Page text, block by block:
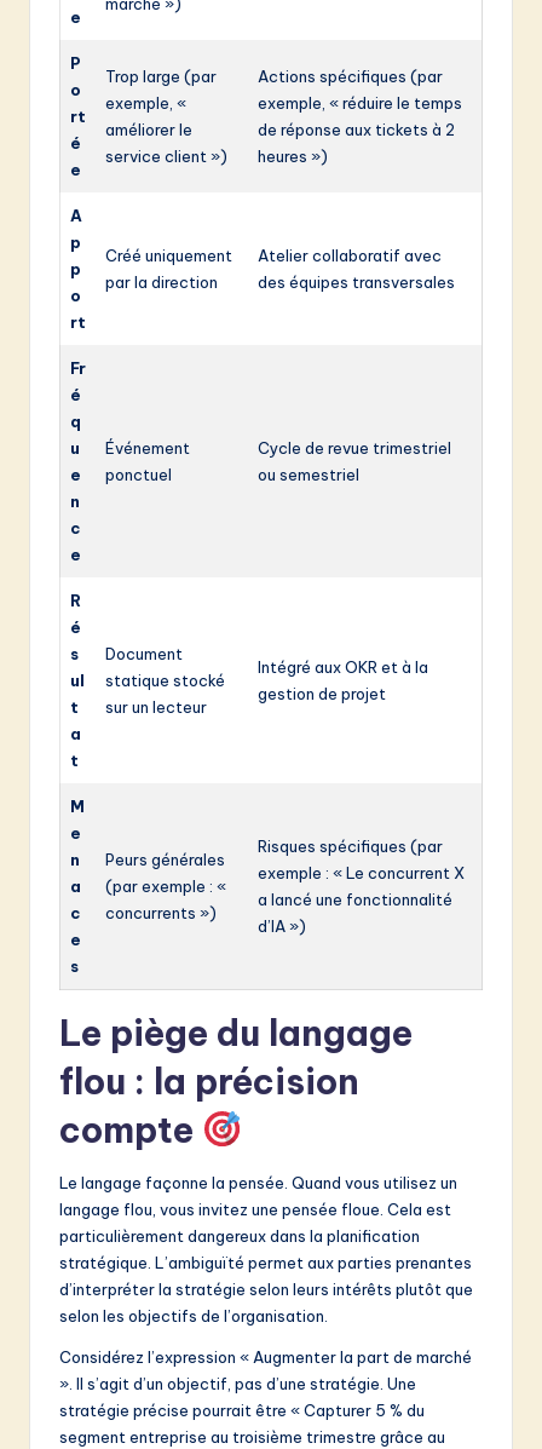
e
P
o
rt
é
e
Trop large (par
exemple, «
améliorer le
service client »)
Actions spécifiques (par
exemple, « réduire le temps
de réponse aux tickets à 2
heures »)
A
p
p
o
rt
Créé uniquement
par la direction
Atelier collaboratif avec
des équipes transversales
Fr
é
q
u
e
n
c
e
Événement
ponctuel
Cycle de revue trimestriel
ou semestriel
R
é
s
ul
t
a
t
Document
statique stocké
sur un lecteur
Intégré aux OKR et à la
gestion de projet
M
e
n
a
c
e
s
Peurs générales
(par exemple : «
concurrents »)
Risques spécifiques (par
exemple : « Le concurrent X
a lancé une fonctionnalité
d’IA »)
Le piège du langage
flou : la précision
compte
Le langage façonne la pensée. Quand vous utilisez un
langage flou, vous invitez une pensée floue. Cela est
particulièrement dangereux dans la planification
stratégique. L’ambiguïté permet aux parties prenantes
d’interpréter la stratégie selon leurs intérêts plutôt que
selon les objectifs de l’organisation.
Considérez l’expression « Augmenter la part de marché
». Il s’agit d’un objectif, pas d’une stratégie. Une
stratégie précise pourrait être « Capturer 5 % du
segment entreprise au troisième trimestre grâce au